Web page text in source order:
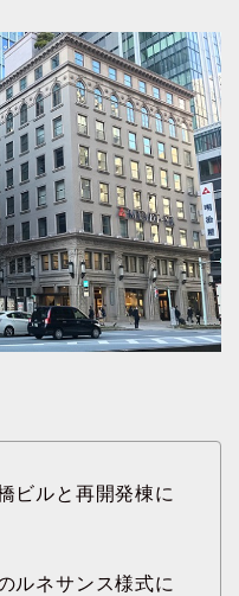
ビルと再開発棟に
ルネサンス様式に